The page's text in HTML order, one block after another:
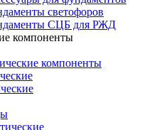
светофоров
СЦБ для РЖД
компоненты
компоненты